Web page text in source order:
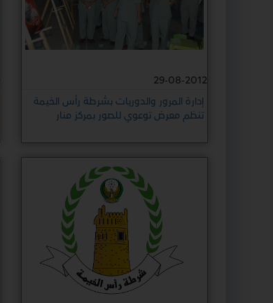
29-08-2012
إدارة المرور والدوريات بشرطة رأس الخيمة
تنظم معرض توعوي للصور بمركز منار